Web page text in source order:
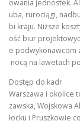
owania jednostek.
uba, rurociągi,
bi kraju. Niższe
ość biur
e podwykonawcom
nocą na lawetach
Dostęp do kadr
Warszawa i okolice
zawska, Wojskowa
łocku i Pruszkowie